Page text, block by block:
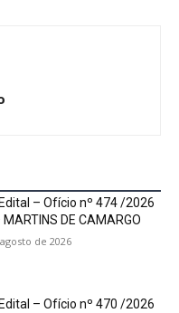
– Ofício nº 474 /2026
MARTINS DE CAMARGO
de 2026
– Ofício nº 470 /2026